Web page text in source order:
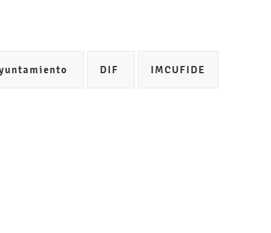
DIF IMCUFIDE